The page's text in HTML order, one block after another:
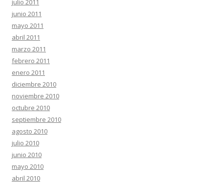
julio 2011
junio 2011
mayo 2011
abril 2011
marzo 2011
febrero 2011
enero 2011
diciembre 2010
noviembre 2010
octubre 2010
septiembre 2010
agosto 2010
julio 2010
junio 2010
mayo 2010
abril 2010